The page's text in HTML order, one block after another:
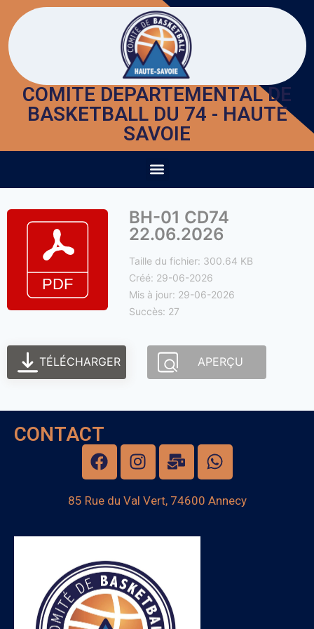
COMITE DEPARTEMENTAL DE
BASKETBALL DU 74 - HAUTE
SAVOIE
BH-01 CD74
22.06.2026
Taille du fichier: 300.64 KB
Créé: 29-06-2026
Mis à jour: 29-06-2026
Succès: 27
TÉLÉCHARGER APERÇU
CONTACT
85 Rue du Val Vert, 74600 Annecy